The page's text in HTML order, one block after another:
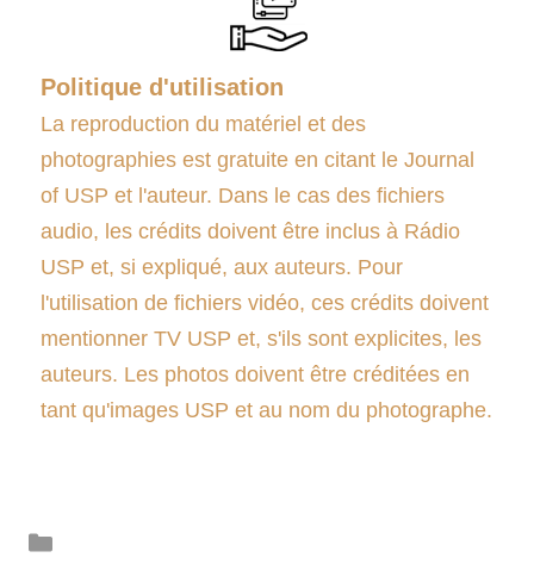
Politique d'utilisation
La reproduction du matériel et des
photographies est gratuite en citant le Journal
of USP et l'auteur. Dans le cas des fichiers
audio, les crédits doivent être inclus à Rádio
USP et, si expliqué, aux auteurs. Pour
l'utilisation de fichiers vidéo, ces crédits doivent
mentionner TV USP et, s'ils sont explicites, les
auteurs. Les photos doivent être créditées en
tant qu'images USP et au nom du photographe.